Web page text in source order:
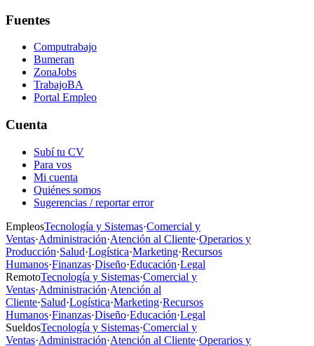
Fuentes
Computrabajo
Bumeran
ZonaJobs
TrabajoBA
Portal Empleo
Cuenta
Subí tu CV
Para vos
Mi cuenta
Quiénes somos
Sugerencias / reportar error
EmpleosTecnología y Sistemas·Comercial y
Ventas·Administración·Atención al Cliente·Operarios y
Producción·Salud·Logística·Marketing·Recursos
Humanos·Finanzas·Diseño·Educación·Legal
RemotoTecnología y Sistemas·Comercial y
Ventas·Administración·Atención al
Cliente·Salud·Logística·Marketing·Recursos
Humanos·Finanzas·Diseño·Educación·Legal
SueldosTecnología y Sistemas·Comercial y
Ventas·Administración·Atención al Cliente·Operarios y